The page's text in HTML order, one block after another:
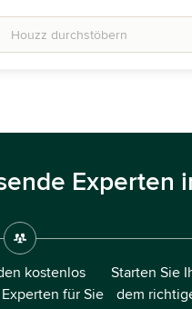
Experten
kostenlos
für Sie
Starten Sie
dem